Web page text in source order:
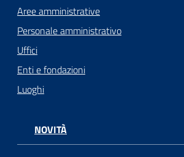
Aree amministrative
Personale amministrativo
Uffici
Enti e fondazioni
Luoghi
NOVITÀ